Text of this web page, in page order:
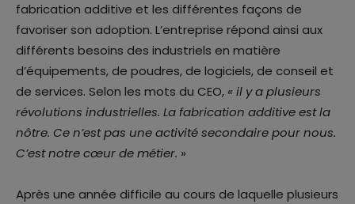
fabrication additive et les différentes façons de
favoriser son adoption. L’entreprise répond ainsi aux
différents besoins des industriels en matière
d’équipements, de poudres, de logiciels, de conseil et
de services. Selon les mots du CEO, « il y a plusieurs
révolutions industrielles. La fabrication additive est la
nôtre. Ce n’est pas une activité secondaire pour nous.
C’est notre cœur de métier. »
Après une année difficile au cours de laquelle plusieurs